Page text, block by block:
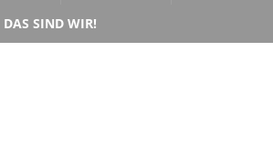
DAS SIND WIR!